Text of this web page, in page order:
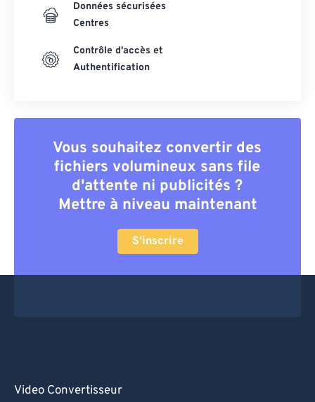
Données sécurisées
Centres
Contrôle d'accès et
Authentification
Vous souhaitez convertir des
fichiers volumineux sans file
d'attente ni publicités ?
Mettre à niveau maintenant
S'inscrire
Video Convertisseur